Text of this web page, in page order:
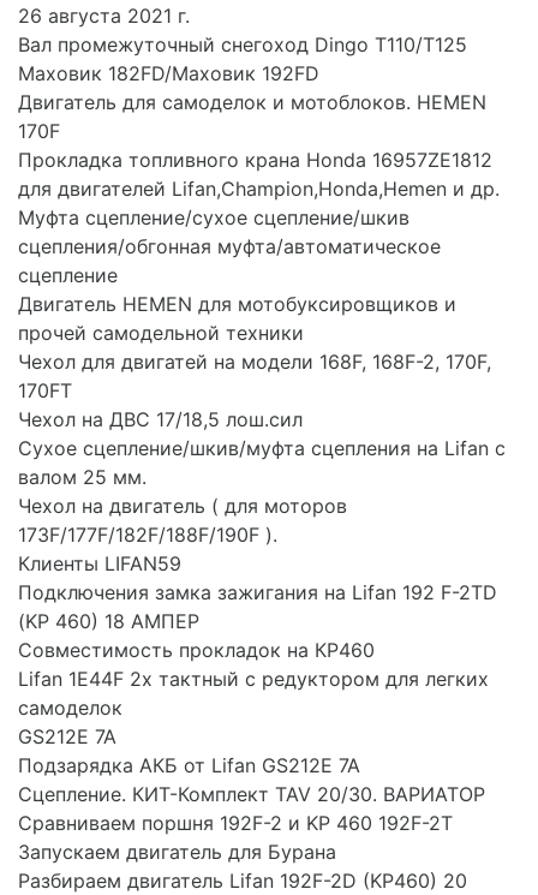
26 августа 2021 г.
Вал промежуточный снегоход Dingo T110/T125
Маховик 182FD/Маховик 192FD
Двигатель для самоделок и мотоблоков. HEMEN
170F
Прокладка топливного крана Honda 16957ZE1812
для двигателей Lifan,Champion,Honda,Hemen и др.
Муфта сцепление/сухое сцепление/шкив
сцепления/обгонная муфта/автоматическое
сцепление
Двигатель HEMEN для мотобуксировщиков и
прочей самодельной техники
Чехол для двигатей на модели 168F, 168F-2, 170F,
170FT
Чехол на ДВС 17/18,5 лош.сил
Сухое сцепление/шкив/муфта сцепления на Lifan с
валом 25 мм.
Чехол на двигатель ( для моторов
173F/177F/182F/188F/190F ).
Клиенты LIFAN59
Подключения замка зажигания на Lifan 192 F-2TD
(KP 460) 18 АМПЕР
Совместимость прокладок на КР460
Lifan 1E44F 2х тактный с редуктором для легких
самоделок
GS212E 7A
Подзарядка АКБ от Lifan GS212E 7A
Сцепление. КИТ-Комплект TAV 20/30. ВАРИАТОР
Сравниваем поршня 192F-2 и KP 460 192F-2T
Запускаем двигатель для Бурана
Разбираем двигатель Lifan 192F-2D (KP460) 20